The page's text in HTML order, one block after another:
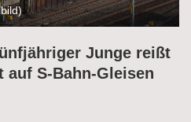
Junge reißt
S-Bahn-Gleisen